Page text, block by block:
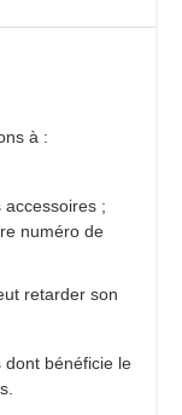
à :
;
numéro de
retarder son
dont bénéficie le